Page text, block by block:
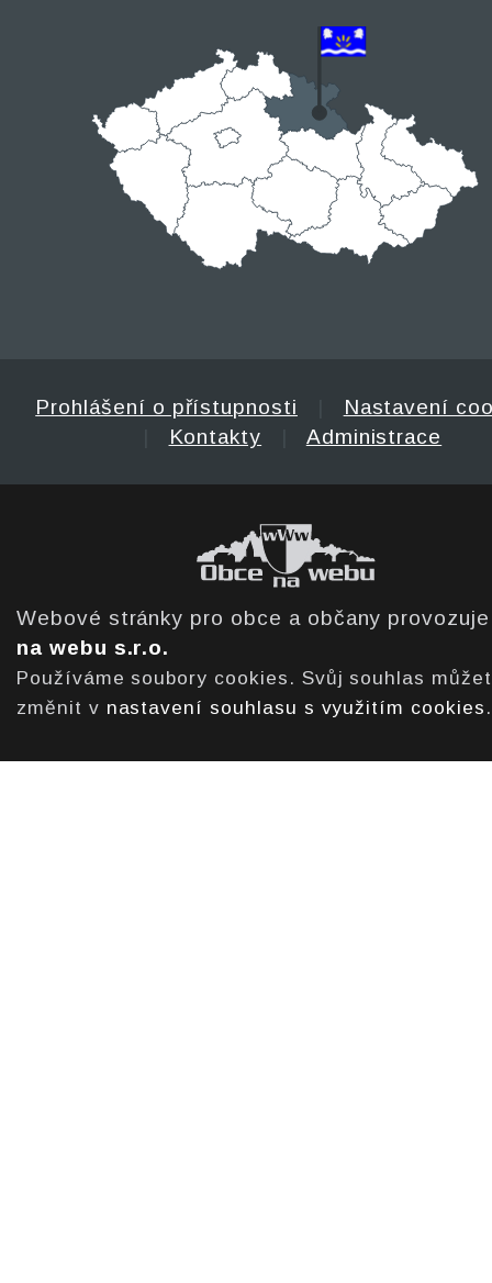
Prohlášení o přístupnosti
Nastavení
Kontakty Administrace
Webové stránky pro obce a občany
na webu s.r.o.
Používáme soubory cookies. Svůj souhlas
změnit v nastavení souhlasu s využitím cookies .